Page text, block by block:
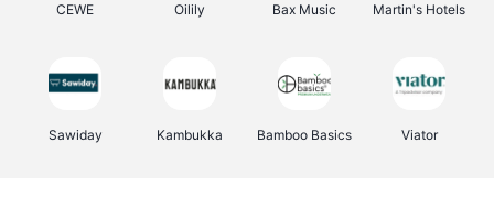
CEWE Oilily Bax Music Martin's Hotels
Sawiday Kambukka Bamboo Basics Viator